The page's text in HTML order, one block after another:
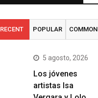
RECENT POPULAR COMMON
5 agosto, 2026
Los jóvenes
artistas Isa